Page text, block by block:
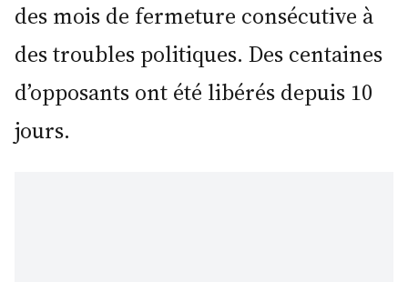
des mois de fermeture consécutive à
des troubles politiques. Des centaines
d’opposants ont été libérés depuis 10
jours.